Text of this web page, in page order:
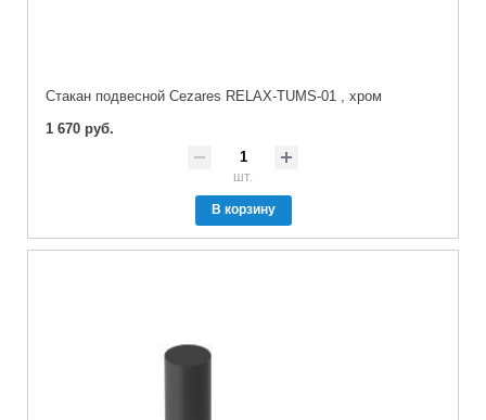
Стакан подвесной Cezares RELAX-TUMS-01 , хром
1 670 руб.
шт.
В корзину